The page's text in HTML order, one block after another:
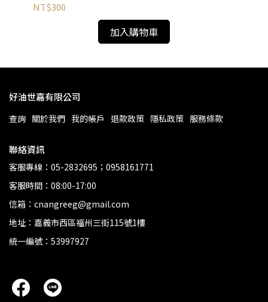
NT$300
加入購物車
好油世嘉有限公司
查詢 關於我們 我的帳戶 退款政策 隱私政策 服務條款
聯絡資訊
客服專線：05-2832695；0958161771
客服時間：08:00-17:00
信箱：cnangreeg@gmail.com
地址：嘉義市西區福州三街115號1樓
統一編號：53997927